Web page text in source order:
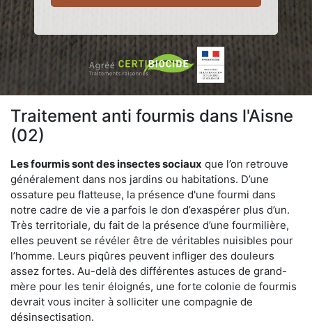
Traitement anti fourmis dans l'Aisne
(02)
Les fourmis sont des insectes sociaux que l’on retrouve
généralement dans nos jardins ou habitations. D’une
ossature peu flatteuse, la présence d'une fourmi dans
notre cadre de vie a parfois le don d’exaspérer plus d’un.
Très territoriale, du fait de la présence d’une fourmilière,
elles peuvent se révéler être de véritables nuisibles pour
l’homme. Leurs piqûres peuvent infliger des douleurs
assez fortes. Au-delà des différentes astuces de grand-
mère pour les tenir éloignés, une forte colonie de fourmis
devrait vous inciter à solliciter une compagnie de
désinsectisation.